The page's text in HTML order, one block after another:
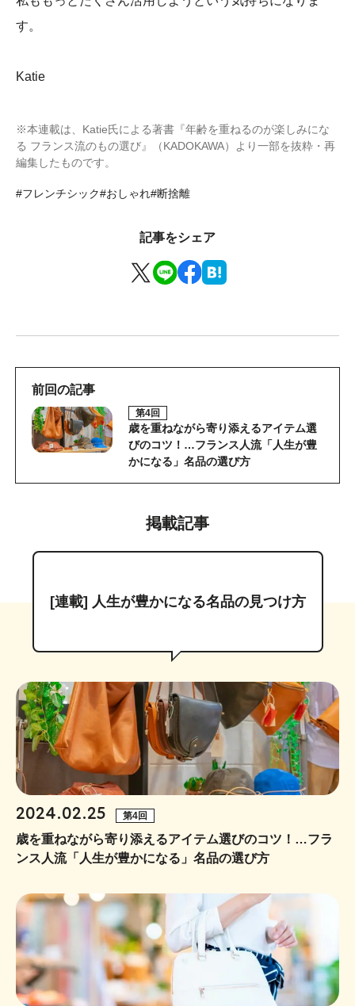
す。
Katie
※本連載は、Katie氏による著書『年齢を重ねるのが楽しみにな
る フランス流のもの選び』（KADOKAWA）より一部を抜粋・再
編集したものです。
#フレンチシック#おしゃれ#断捨離
記事をシェア
前回の記事
第4回
歳を重ねながら寄り添えるアイテム選
びのコツ！…フランス人流「人生が豊
かになる」名品の選び方
掲載記事
[連載] 人生が豊かになる名品の見つけ方
2024.02.25 第4回
歳を重ねながら寄り添えるアイテム選びのコツ！…フラ
ンス人流「人生が豊かになる」名品の選び方